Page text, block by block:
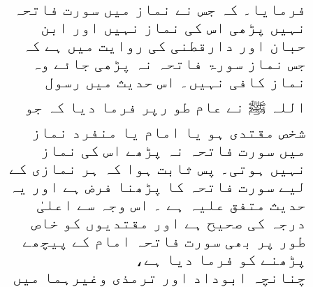
فرمایا۔ کہ جس نے نماز میں سورت فاتحہ
نہیں پڑھی اس کی نماز نہیں اور ابن
حبان اور دارقطنی کی روایت میں ہے کہ
جس نماز سورۃ فاتحہ نہ پڑھی جائے وہ
نماز کافی نہیں۔ اس حدیث میں رسول
اللہ ﷺ نے عام طو رپر فرما دیا کہ جو
شخص مقتدی ہو یا امام یا منفرد نماز
میں سورت فاتحہ نہ پڑھے اس کی نماز
نہیں ہوتی۔ پس ثابت ہوا کہ ہر نمازی کے
لیے سورت فاتحہ کا پڑھنا فرض ہے اور یہ
حدیث متفق علیہ ہے ۔ اس وجہ سے اعلیٰ
درجہ کی صحیح ہے اور مقتدیوں کو خاص
طور پر بھی سورت فاتحہ امام کے پیچھے
پڑھنے کو فرما دیا ہے،
چنانچہ ابوداد اور ترمذی وغیرہما میں